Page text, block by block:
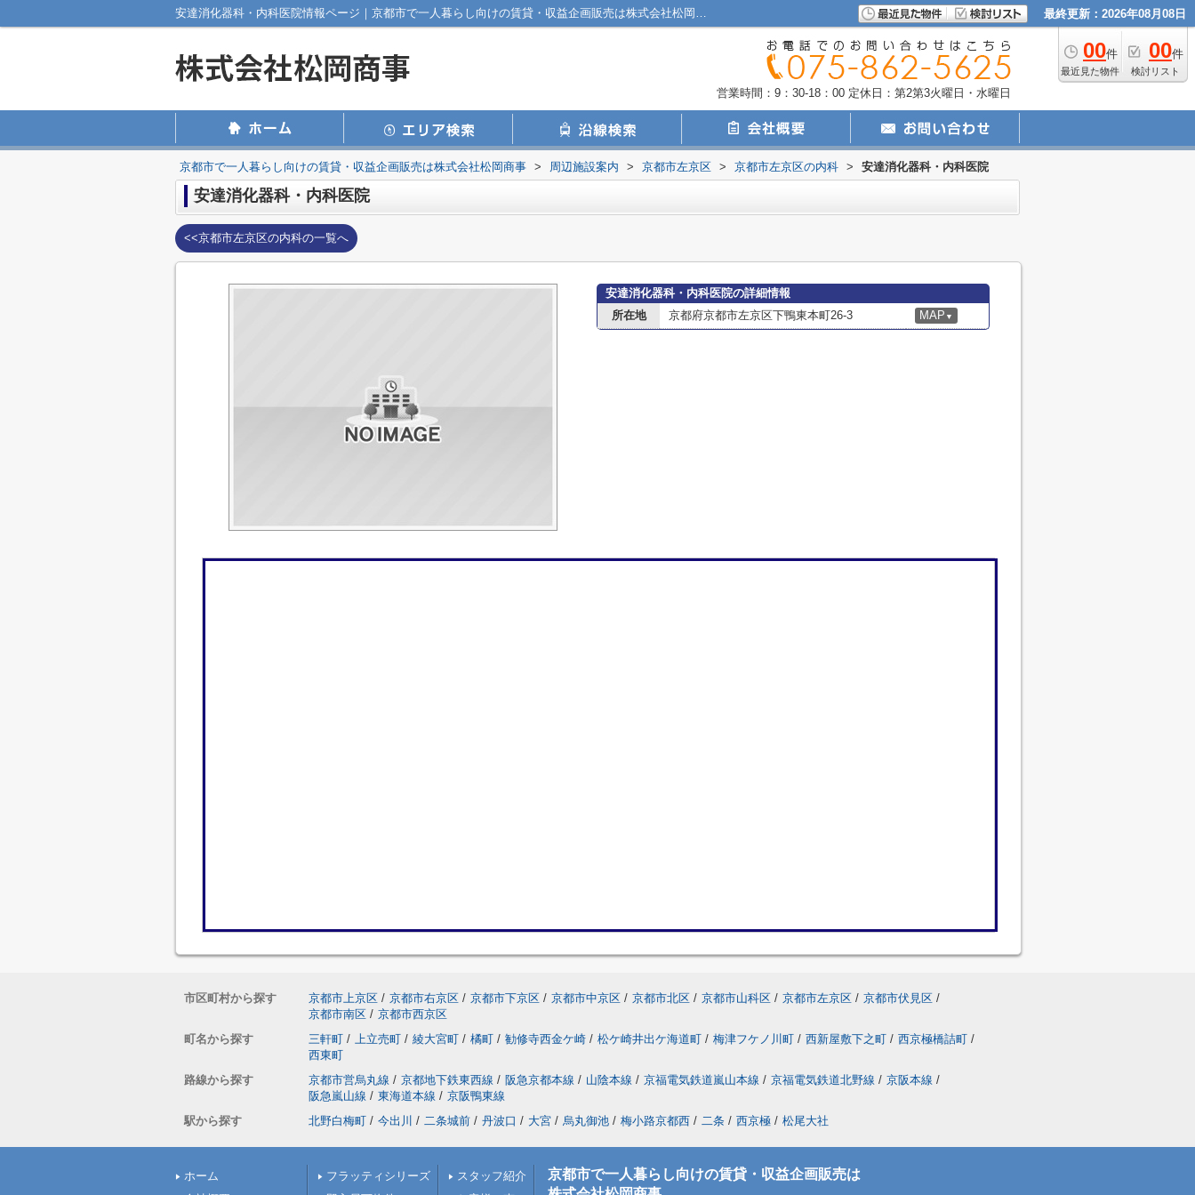
安達消化器科・内科医院情報ページ｜京都市で一人暮らし向けの賃貸・収益企画販売は株式会社松岡商事 最終更新：2026年08月08日
00件
最近見た物件
00件
検討リスト
営業時間：9：30-18：00 定休日：第2第3火曜日・水曜日
京都市で一人暮らし向けの賃貸・収益企画販売は株式会社松岡商事 > 周辺施設案内 > 京都市左京区 > 京都市左京区の内科 > 安達消化器科・内科医院
安達消化器科・内科医院
<<京都市左京区の内科の一覧へ
安達消化器科・内科医院の詳細情報
所在地
京都府京都市左京区下鴨東本町26-3 MAP ▼
市区町村から探す 京都市上京区 / 京都市右京区 / 京都市下京区 / 京都市中京区 / 京都市北区 / 京都市山科区 / 京都市左京区 / 京都市伏見区 /
京都市南区 / 京都市西京区
町名から探す
三軒町 / 上立売町 / 綾大宮町 / 橘町 / 勧修寺西金ケ崎 / 松ケ崎井出ケ海道町 / 梅津フケノ川町 / 西新屋敷下之町 / 西京極橋詰町 /
西東町
路線から探す
京都市営烏丸線 / 京都地下鉄東西線 / 阪急京都本線 / 山陰本線 / 京福電気鉄道嵐山本線 / 京福電気鉄道北野線 / 京阪本線 /
阪急嵐山線 / 東海道本線 / 京阪鴨東線
駅から探す
北野白梅町 / 今出川 / 二条城前 / 丹波口 / 大宮 / 烏丸御池 / 梅小路京都西 / 二条 / 西京極 / 松尾大社
ホーム
フラッティシリーズ
スタッフ紹介
京都市で一人暮らし向けの賃貸・収益企画販売は